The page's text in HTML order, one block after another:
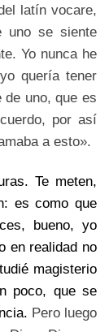
latín vocare,
uno se siente
Yo nunca he
quería tener
uno, que es
por así
a esto».
Te meten,
es como que
bueno, yo
en realidad no
magisterio
poco, que se
Pero luego